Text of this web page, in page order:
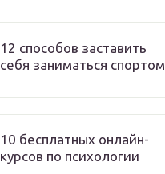
12 способов заставить
себя заниматься спортом
10 бесплатных онлайн-
курсов по психологии